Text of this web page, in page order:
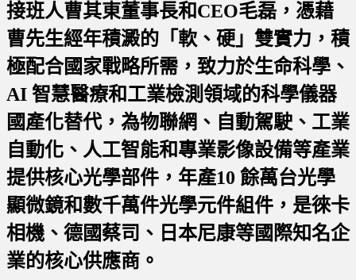
接班人曹其東董事長和CEO毛磊，憑藉
曹先生經年積澱的「軟、硬」雙實力，積
極配合國家戰略所需， 致力於生命科學、
AI 智慧醫療和工業檢測領域的科學儀器
國產化替代，為物聯網、自動駕駛、工業
自動化、人工智能和專業影像設備等產業
提供核心光學部件，年產10 餘萬台光學
顯微鏡和數千萬件光學元件組件，是徠卡
相機、德國蔡司、日本尼康等國際知名企
業的核心供應商。